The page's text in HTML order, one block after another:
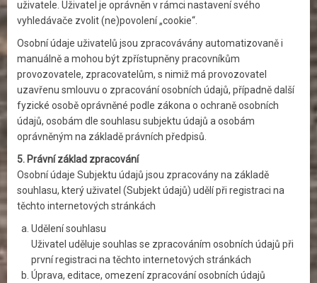
uživatele. Uživatel je oprávněn v rámci nastavení svého
vyhledávače zvolit (ne)povolení „cookie“.
Osobní údaje uživatelů jsou zpracovávány automatizovaně i
manuálně a mohou být zpřístupněny pracovníkům
provozovatele, zpracovatelům, s nimiž má provozovatel
uzavřenu smlouvu o zpracování osobních údajů, případně další
fyzické osobě oprávněné podle zákona o ochraně osobních
údajů, osobám dle souhlasu subjektu údajů a osobám
oprávněným na základě právních předpisů.
5. Právní základ zpracování
Osobní údaje Subjektu údajů jsou zpracovány na základě
souhlasu, který uživatel (Subjekt údajů) udělí při registraci na
těchto internetových stránkách
Udělení souhlasu
Uživatel uděluje souhlas se zpracováním osobních údajů při
první registraci na těchto internetových stránkách
Úprava, editace, omezení zpracování osobních údajů